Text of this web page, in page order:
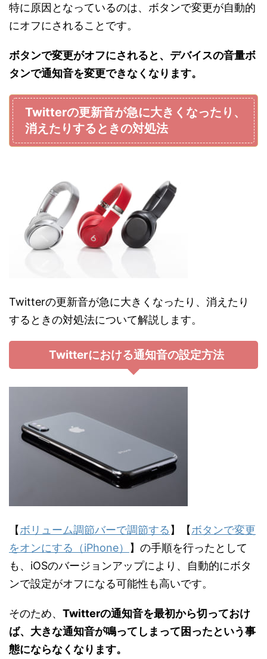
特に原因となっているのは、ボタンで変更が自動的
にオフにされることです。
ボタンで変更がオフにされると、デバイスの音量ボ
タンで通知音を変更できなくなります。
Twitterの更新音が急に大きくなったり、
消えたりするときの対処法
Twitterの更新音が急に大きくなったり、消えたり
するときの対処法について解説します。
Twitterにおける通知音の設定方法
【ボリューム調節バーで調節する 】【ボタンで変更
をオンにする（iPhone）
】の手順を行ったとして
も、iOSのバージョンアップにより、自動的にボタ
ンで設定がオフになる可能性も高いです。
そのため、 Twitterの通知音を最初から切っておけ
ば、大きな通知音が鳴ってしまって困ったという事
態にならなくなります。